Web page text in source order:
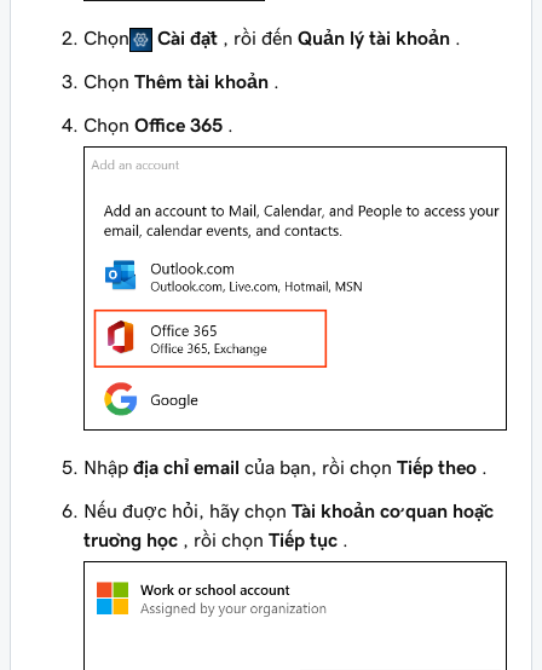
Chọn Cài đặt , rồi đếnQuản lý tài khoản .
Chọn Thêm tài khoản .
Chọn Office 365 .
Nhập địa chỉ email của bạn, rồi chọn Tiếp theo .
Nếu được hỏi, hãy chọn Tài khoản cơ quan hoặc
trường học , rồi chọn Tiếp tục .